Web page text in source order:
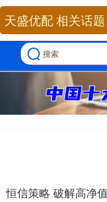
天盛优配 相关话题